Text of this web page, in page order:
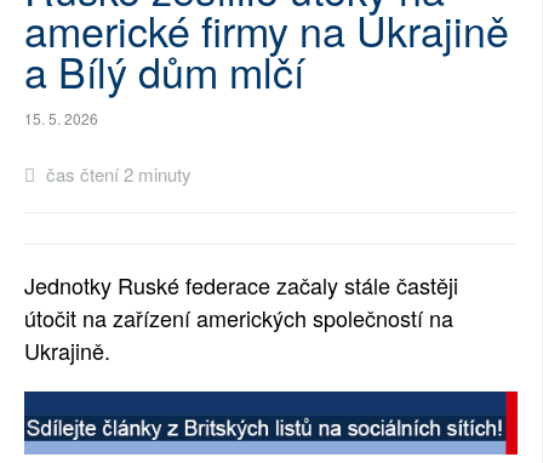
SOCIÁLNÍ SÍTĚ
RUBRIKY
americké firmy na Ukrajině
a Bílý dům mlčí
15. 5. 2026
čas čtení 2 minuty
Jednotky Ruské federace začaly stále častěji
útočit na zařízení amerických společností na
Ukrajině.